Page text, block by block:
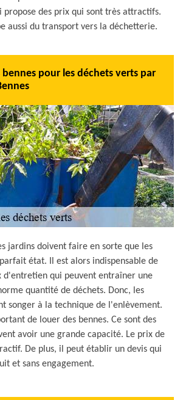
propose des prix qui sont très attractifs.
aussi du transport vers la déchetterie.
bennes pour les déchets verts par
jardins doivent faire en sorte que les
état. Il est alors indispensable de
d'entretien qui peuvent entraîner une
quantité de déchets. Donc, les
songer à la technique de l'enlèvement.
de louer des bennes. Ce sont des
avoir une grande capacité. Le prix de
De plus, il peut établir un devis qui
et sans engagement.